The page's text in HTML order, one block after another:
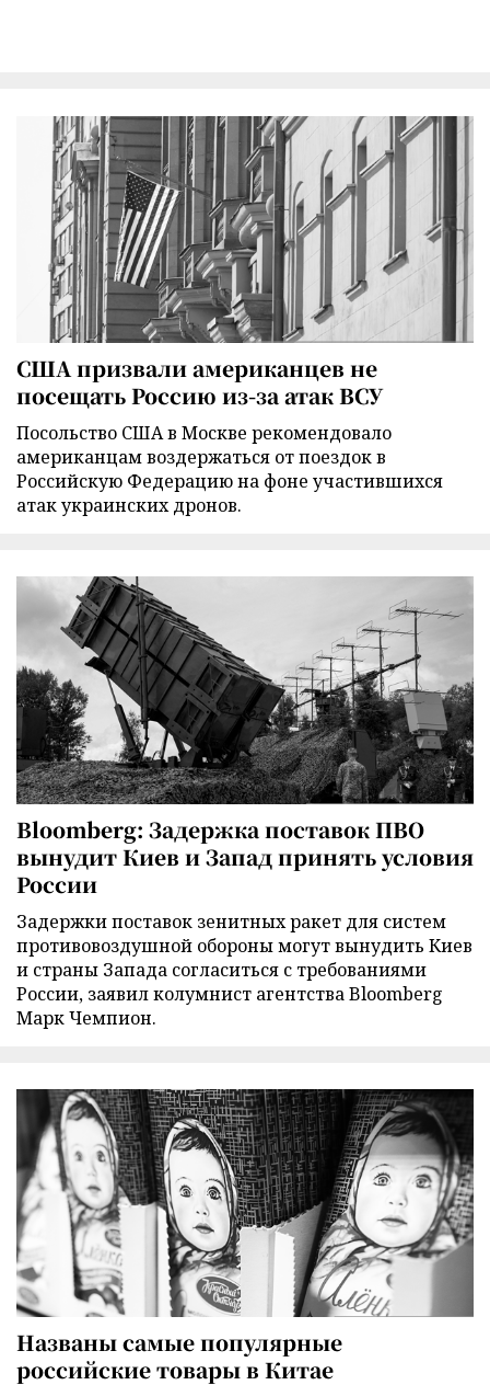
США призвали американцев не
посещать Россию из-за атак ВСУ
Посольство США в Москве рекомендовало
американцам воздержаться от поездок в
Российскую Федерацию на фоне участившихся
атак украинских дронов.
Bloomberg: Задержка поставок ПВО
вынудит Киев и Запад принять условия
России
Задержки поставок зенитных ракет для систем
противовоздушной обороны могут вынудить Киев
и страны Запада согласиться с требованиями
России, заявил колумнист агентства Bloomberg
Марк Чемпион.
Названы самые популярные
российские товары в Китае